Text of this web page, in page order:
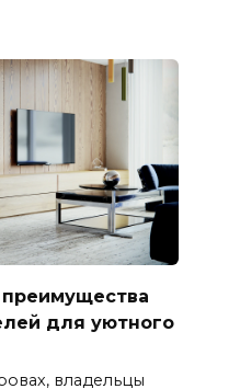
для уютного
владельцы